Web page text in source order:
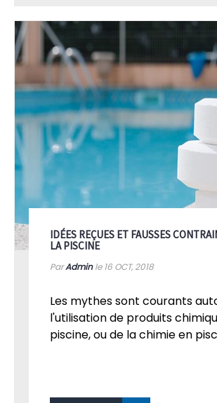
IDÉES REÇUES ET FAUSSES
LA PISCINE
ParAdminle 16 OCT, 2018
Les mythes sont courants
l'utilisation de produits
piscine, ou de la chimie en